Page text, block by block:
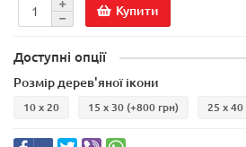
Купити
Доступні опції
Розмір дерев'яної ікони
10 х 20 15 х 30 (+800 грн) 25 х 40